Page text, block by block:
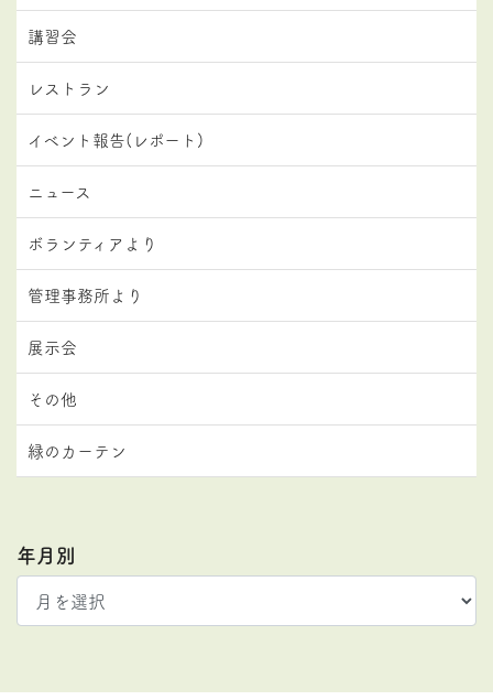
講習会
レストラン
イベント報告(レポート)
ニュース
ボランティアより
管理事務所より
展示会
その他
緑のカーテン
年月別